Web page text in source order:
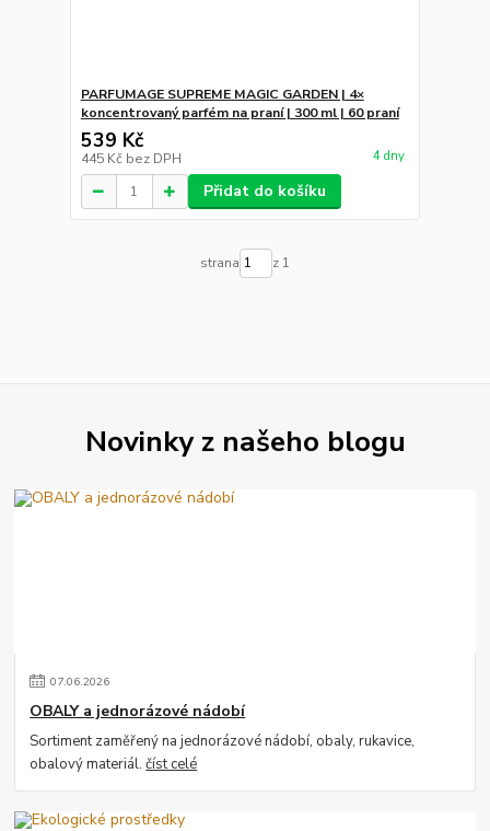
PARFUMAGE SUPREME MAGIC GARDEN | 4×
koncentrovaný parfém na praní | 300 ml | 60 praní
539 Kč
445 Kč bez DPH 4 dny
Přidat do košíku
strana z 1
Novinky z našeho blogu
07.06.2026
OBALY a jednorázové nádobí
Sortiment zaměřený na jednorázové nádobí, obaly, rukavice,
obalový materiál.číst celé